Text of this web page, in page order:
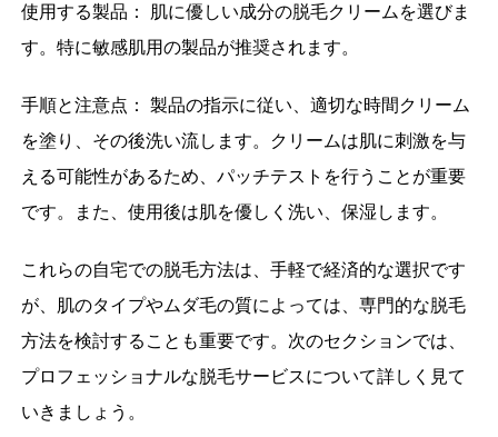
使用する製品： 肌に優しい成分の脱毛クリームを選びま
す。特に敏感肌用の製品が推奨されます。
手順と注意点： 製品の指示に従い、適切な時間クリーム
を塗り、その後洗い流します。クリームは肌に刺激を与
える可能性があるため、パッチテストを行うことが重要
です。また、使用後は肌を優しく洗い、保湿します。
これらの自宅での脱毛方法は、手軽で経済的な選択です
が、肌のタイプやムダ毛の質によっては、専門的な脱毛
方法を検討することも重要です。次のセクションでは、
プロフェッショナルな脱毛サービスについて詳しく見て
いきましょう。